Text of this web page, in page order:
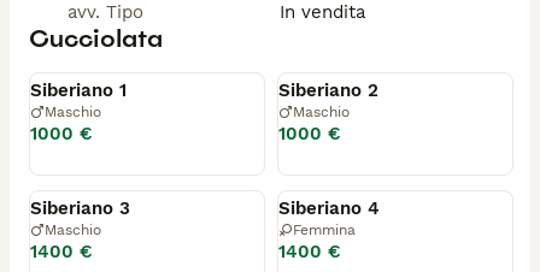
avv. Tipo
In vendita
Cucciolata
Siberiano 1
Maschio
1000 €
Siberiano 2
Maschio
1000 €
Riservato
Siberiano 3
Maschio
1400 €
Riservato
Siberiano 4
Femmina
1400 €